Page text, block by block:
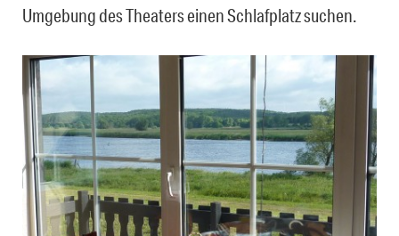
Umgebung des Theaters einen Schlafplatz suchen.